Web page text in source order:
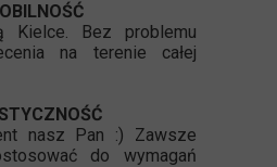
Kielce. Bez problemu
na terenie całej
nasz Pan :) Zawsze
do wymagań